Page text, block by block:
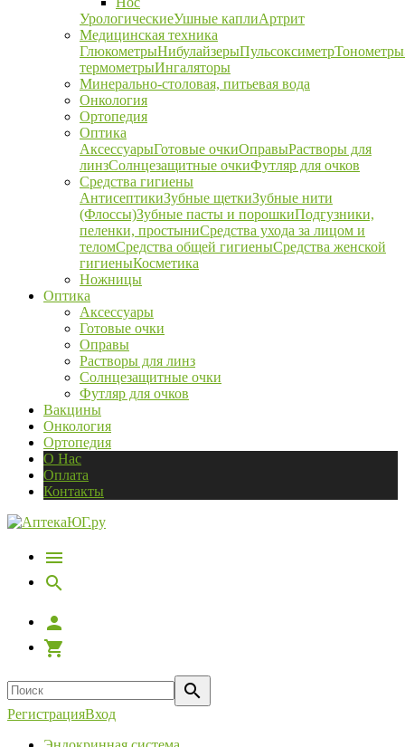
УрологическиеУшные каплиАртрит
Медицинская техника
ГлюкометрыНибулайзерыПульсоксиметрТонометры
термометрыИнгаляторы
Минерально-столовая, питьевая вода
Онкология
Ортопедия
Оптика
АксессуарыГотовые очкиОправыРастворы для
линзСолнцезащитные очкиФутляр для очков
Средства гигиены
АнтисептикиЗубные щеткиЗубные нити
(Флоссы)Зубные пасты и порошкиПодгузники,
пеленки, простыниСредства ухода за лицом и
теломСредства общей гигиеныСредства женской
гигиеныКосметика
Ножницы
Оптика
Аксессуары
Готовые очки
Оправы
Растворы для линз
Солнцезащитные очки
Футляр для очков
Вакцины
Онкология
Ортопедия
О Нас
Оплата
Контакты
РегистрацияВход